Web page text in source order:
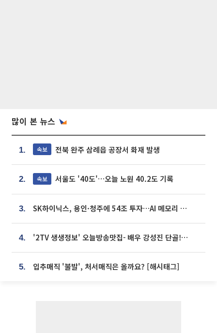
많이 본 뉴스
1. 속보 전북 완주 삼례읍 공장서 화재 발생
2. 속보 서울도 '40도'…오늘 노원 40.2도 기록
3. SK하이닉스, 용인·청주에 54조 투자…AI 메모리 생산기지 키운다
4. '2TV 생생정보' 오늘방송맛집- 배우 강성진 단골! 쌀국수ㆍ푸팟퐁 커리 맛집 '블○○○'
5. 입추매직 '불발', 처서매직은 올까요? [해시태그]